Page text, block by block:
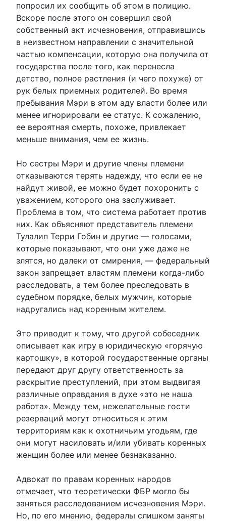
попросил их сообщить об этом в полицию.
Вскоре после этого он совершил свой
собственный акт исчезновения, отправившись
в неизвестном направлении с значительной
частью компенсации, которую она получила от
государства после того, как перенесла
детство, полное растления (и чего похуже) от
рук белых приемных родителей. Во время
пребывания Мэри в этом аду власти более или
менее игнорировали ее статус. К сожалению,
ее вероятная смерть, похоже, привлекает
меньше внимания, чем ее жизнь.
Но сестры Мэри и другие члены племени
отказываются терять надежду, что если ее не
найдут живой, ее можно будет похоронить с
уважением, которого она заслуживает.
Проблема в том, что система работает против
них. Как объясняют представитель племени
Тулалип Терри Гобин и другие — голосами,
которые показывают, что они уже даже не
злятся, но далеки от смирения, — федеральный
закон запрещает властям племени когда-либо
расследовать, а тем более преследовать в
судебном порядке, белых мужчин, которые
надругались над коренным жителем.
Это приводит к тому, что другой собеседник
описывает как игру в юридическую «горячую
картошку», в которой государственные органы
передают друг другу ответственность за
раскрытие преступлений, при этом выдвигая
различные оправдания в духе «это не наша
работа». Между тем, нежелательные гости
резерваций могут относиться к этим
территориям как к охотничьим угодьям, где
они могут насиловать и/или убивать коренных
женщин более или менее безнаказанно.
Адвокат по правам коренных народов
отмечает, что теоретически ФБР могло бы
заняться расследованием исчезновения Мэри.
Но, по его мнению, федералы слишком заняты